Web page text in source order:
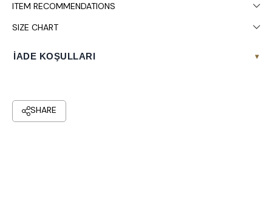
ITEM RECOMMENDATIONS
SIZE CHART
İADE KOŞULLARI ▾